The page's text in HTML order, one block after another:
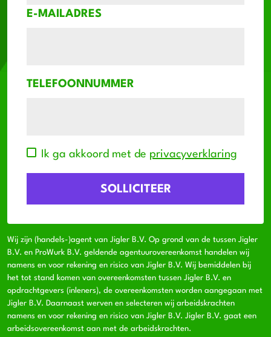
E-MAILADRES
TELEFOONNUMMER
Ik ga akkoord met de privacyverklaring
Wij zijn (handels-)agent van Jigler B.V. Op grond van de tussen Jigler
B.V. en ProWurk B.V. geldende agentuurovereenkomst handelen wij
namens en voor rekening en risico van Jigler B.V. Wij bemiddelen bij
het tot stand komen van overeenkomsten tussen Jigler B.V. en
opdrachtgevers (inleners), de overeenkomsten worden aangegaan met
Jigler B.V. Daarnaast werven en selecteren wij arbeidskrachten
namens en voor rekening en risico van Jigler B.V. Jigler B.V. gaat een
arbeidsovereenkomst aan met de arbeidskrachten.